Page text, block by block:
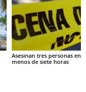
Asesinan tres personas en
menos de siete horas